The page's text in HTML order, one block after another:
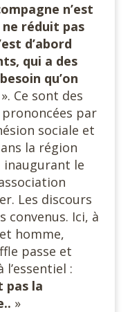
n’est
ne réduit pas
d’abord
qui a des
qu’on
». Ce sont des
par
sociale et
la région
inaugurant le
Les discours
convenus. Ici, à
homme,
passe et
:
pas la
»